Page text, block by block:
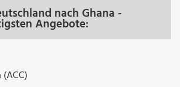
nach Ghana -
Angebote: